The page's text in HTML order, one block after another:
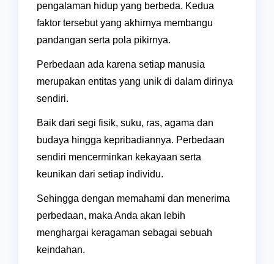
pengalaman hidup yang berbeda. Kedua
faktor tersebut yang akhirnya membangu
pandangan serta pola pikirnya.
Perbedaan ada karena setiap manusia
merupakan entitas yang unik di dalam dirinya
sendiri.
Baik dari segi fisik, suku, ras, agama dan
budaya hingga kepribadiannya. Perbedaan
sendiri mencerminkan kekayaan serta
keunikan dari setiap individu.
Sehingga dengan memahami dan menerima
perbedaan, maka Anda akan lebih
menghargai keragaman sebagai sebuah
keindahan.